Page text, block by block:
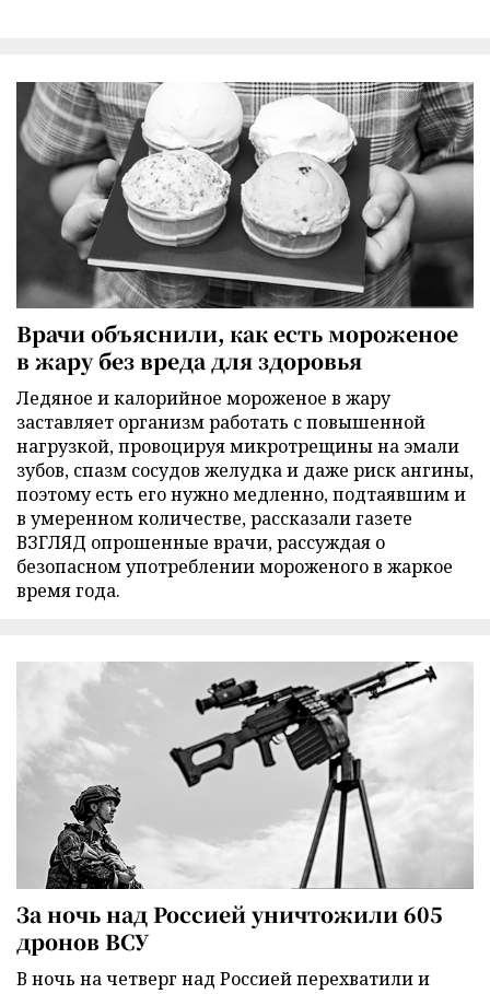
Врачи объяснили, как есть мороженое
в жару без вреда для здоровья
Ледяное и калорийное мороженое в жару
заставляет организм работать с повышенной
нагрузкой, провоцируя микротрещины на эмали
зубов, спазм сосудов желудка и даже риск ангины,
поэтому есть его нужно медленно, подтаявшим и
в умеренном количестве, рассказали газете
ВЗГЛЯД опрошенные врачи, рассуждая о
безопасном употреблении мороженого в жаркое
время года.
За ночь над Россией уничтожили 605
дронов ВСУ
В ночь на четверг над Россией перехватили и